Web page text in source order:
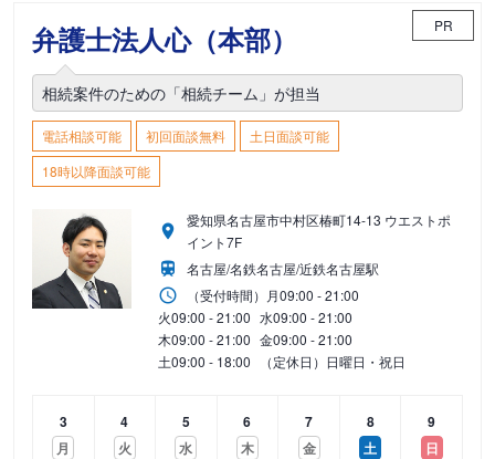
弁護士法人心（本部） PR
相続案件のための「相続チーム」が担当
電話相談可能 初回面談無料
土日面談可能
18時以降面談可能
愛知県名古屋市中村区椿町14-13 ウエストポ
イント7F
名古屋/名鉄名古屋/近鉄名古屋駅
（受付時間） 月09:00 - 21:00
火09:00 - 21:00 水09:00 - 21:00
木09:00 - 21:00 金09:00 - 21:00
土09:00 - 18:00 （定休日）日曜日・祝日
3
月
4
火
5
水
6
木
7
金
8
土
9
日